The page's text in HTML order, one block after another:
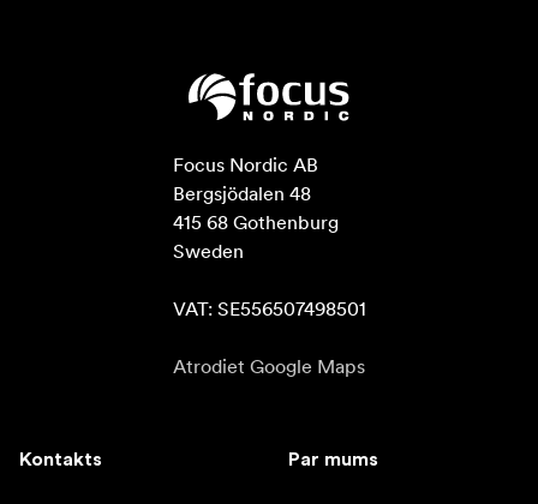
Focus Nordic AB
Bergsjödalen 48
415 68 Gothenburg
Sweden
VAT: SE556507498501
Atrodiet Google Maps
Kontakts Par mums